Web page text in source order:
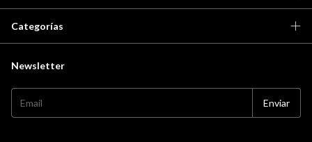
Categorías
Newsletter